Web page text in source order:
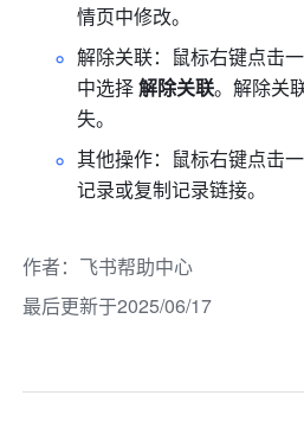
情页中修改。
解除关联：鼠标右键点击
中选择 解除关联。解除关
失。
其他操作：鼠标右键点击
记录或复制记录链接。
作者： 飞书帮助中心
最后更新于2025/06/17